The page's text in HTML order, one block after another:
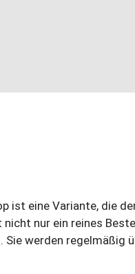
ist eine Variante, die
nur ein reines
Sie werden regelmäßig